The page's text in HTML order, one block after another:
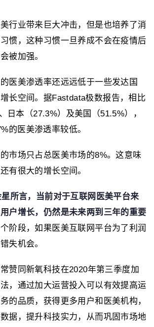
行业带来巨大冲击，但是也培养了消
惯，这种习惯一旦养成不会在疫情后
被加强。
医美渗透率还远远低于一些发达国
长空间。据Fastdata极数报告，相比
日本（27.3%）及美国（51.5%），
的医美渗透率较低。
市场只占总医美市场的8%。这意味
有很大的增长空间。
所言，当前对于互联网医美平台来
户增长，仍然是未来两到三年的重要
阶段，如果医美互联网平台为了利润
失机会。
赞同新氧科技在2020年第三季度加
，通过加大运营投入可以有效提高运
的品质，获得更多用户和医美机构，
据，提升科技实力，从而巩固市场地